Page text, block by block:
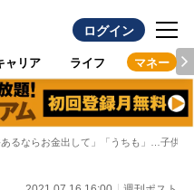
ログイン
ャリア ライフ マネー
あるならお金出して」「うちも」…子供